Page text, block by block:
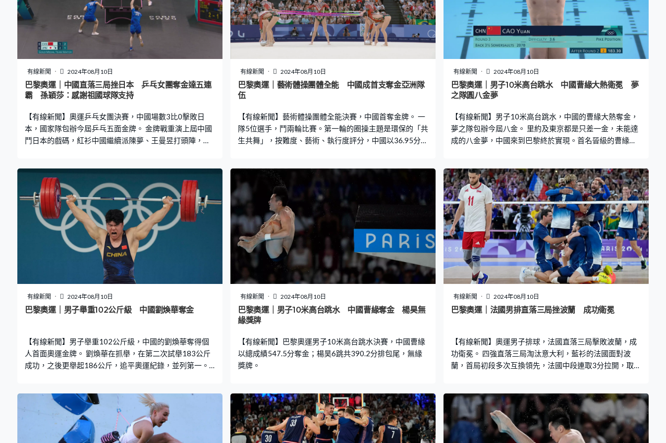
西在決勝局，贏15比10奪得金牌，化干戈為玉帛，雙方球
員也在賽後大方擁抱致意。
有線新聞 2024年08月10日
巴黎奧運｜中國直落三局挫日本 乒乓女團奪金達五連
霸 孫穎莎：感謝祖國球隊支持
【有線新聞】奧運乒乓女團決賽，中國場數3比0擊敗日
本，國家隊包辦今屆乒乓五面金牌。 金牌戰重演上屆中國
鬥日本的戲碼，紅衫中國繼續派陳夢、王曼昱打頭陣，日
決勝局落後5比9，贏12比10，場數領先1比0。 第二場單
打，「一姐」孫穎莎鬥平野美宇，首局克服1比7的逆境反
勝13比11。這位單打銀牌得主乘勝追擊，連贏兩局11比
6，大分拉開到2比0。 第三場王曼昱對張本美和，首局多
次平手，最終刁時輸12比14。第2局同樣要「刁時」，王
曼昱贏12比10。跟上屆一樣只打女團、這位世界第三球手
用實力證明自己，再贏11比7、11比6，連續兩屆決賽擊敗
日本。 整屆賽事一場不失，達成這個項目5連霸，橫掃混
雙、男女單及男女團五金，國家乒乓隊在巴黎有個完美結
局。 陳夢：「今天在比賽當中，其實也是非常艱難，尤其
在（局數）1比2落後、第5局5比9落後的情況下，其實我
在場上的時候感到非常艱難。對於我跟王曼昱兩人來說、
有線新聞 2024年08月10日
巴黎奧運｜藝術體操團體全能 中國成首支奪金亞洲隊
伍
【有線新聞】藝術體操團體全能決賽，中國首奪金牌。 一
隊5位選手，鬥兩輪比賽。第一輪的圈操主題是環保的「共
生共舞」，按難度、藝術、執行度評分，中國以36.95分排
分69.8。接近1分的優勢力壓以色列，成為首支奪金的亞洲
隊伍，意大利得第三。
有線新聞 2024年08月10日
巴黎奧運｜男子10米高台跳水 中國曹緣大熱衛冕 夢
之隊圓八金夢
【有線新聞】男子10米高台跳水，中國的曹緣大熱奪金，
夢之隊包辦今屆八金。 里約及東京都是只差一金，未能達
成的八金夢，中國來到巴黎終於實現。首名晉級的曹緣身
關，國家隊不容有失，偏偏隊友楊昊就嚴重失準，首三跳
都在水準之下，第四跳嘗試收復失地，結果更慘烈，「向
後翻騰三周半屈體」水花四濺，只得54分，六跳總分不足
400，12名選手中排包尾。 夢之隊要達成8金大滿貫，始
終都是要靠曹緣，尾二一跳挑戰，「向前翻騰四周半抱
膝」難度系數3.7，有少許瑕疵，但都有88.8分，六跳後總
分547.5，以近40分的優勢奪金。前4跳力逼曹緣，日本的
玉井陸斗就得銀牌，尾二一跳僅得39.1分，但最後一跳質
素搭救，「向後翻騰兩周半屈體轉體兩周」接近零水花，
跳出全場最高的99分，亦憑這跳後上奪得銀牌。英國的諾
亞威廉斯得第三。 8金夢成真，隊友都在場見證，繼1988
年「跳水皇帝」盧根尼斯之後，再有選手成功衛冕這個項
來說四
有線新聞 2024年08月10日
巴黎奧運｜男子舉重102公斤級 中國劉煥華奪金
【有線新聞】男子舉重102公斤級，中國的劉煥華奪得個
人首面奧運金牌。 劉煥華在抓舉，在第二次試舉183公斤
成功，之後更舉起186公斤，追平奧運紀錄，並列第一。
敗，但足以讓劉煥華以總成績406公斤、2公斤的優勢力壓
烏茲別克的祖拉耶夫，季軍是中立運動員薛簡素。
有線新聞 2024年08月10日
巴黎奧運｜男子10米高台跳水 中國曹緣奪金 楊昊無
緣獎牌
【有線新聞】巴黎奧運男子10米高台跳水決賽，中國曹緣
以總成績547.5分奪金；楊昊6跳共390.2分排包尾，無緣
獎牌。
有線新聞 2024年08月10日
巴黎奧運｜法國男排直落三局挫波蘭 成功衛冕
【有線新聞】奧運男子排球，法國直落三局擊敗波蘭，成
功衛冕。 四強直落三局淘汰意大利，藍衫的法國面對波
蘭，首局初段多次互換領先，法國中段連取3分拉開，取得
取4分反超前，再贏一局25比20。接近原班人馬主場再戰
奧運，法國沒有讓主場球迷失望，上屆最有價值球員尼加
比夫背身將球托過網。 波蘭的利安決勝分發球打出界，法
國再贏25比23，直落三局勝出。繼上月贏得國家聯賽後，